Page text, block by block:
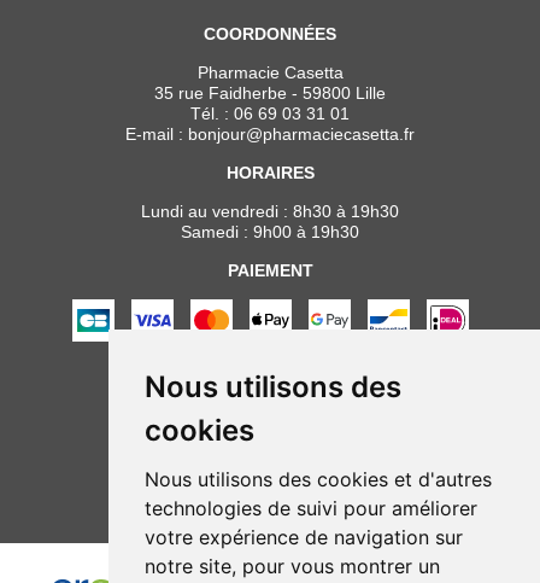
Nous utilisons des
cookies
Nous utilisons des cookies et d'autres
technologies de suivi pour améliorer
votre expérience de navigation sur
notre site, pour vous montrer un
COORDONNÉES
Pharmacie Casetta
35 rue Faidherbe - 59800 Lille
Tél. : 06 69 03 31 01
E-mail : bonjour@pharmaciecasetta.fr
HORAIRES
Lundi au vendredi : 8h30 à 19h30
Samedi : 9h00 à 19h30
PAIEMENT
NOUS SUIVRE